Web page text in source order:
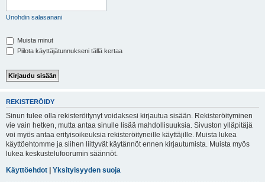
Unohdin salasanani
Muista minut
Piilota käyttäjätunnukseni tällä kertaa
REKISTERÖIDY
Sinun tulee olla rekisteröitynyt voidaksesi kirjautua sisään. Rekisteröityminen
vie vain hetken, mutta antaa sinulle lisää mahdollisuuksia. Sivuston ylläpitäjä
voi myös antaa erityisoikeuksia rekisteröityneille käyttäjille. Muista lukea
käyttöehtomme ja siihen liittyvät käytännöt ennen kirjautumista. Muista myös
lukea keskustelufoorumin säännöt.
Käyttöehdot | Yksityisyyden suoja